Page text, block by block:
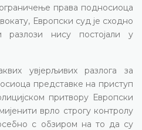
права подносиоца
Европски суд је сходно
нису постојали у
увјерљивих разлога за
представке на приступ
притвору Европски
врло строгу контролу
с обзиром на то да су